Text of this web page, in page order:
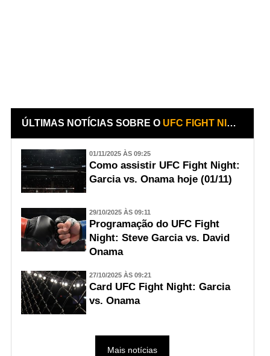
ÚLTIMAS NOTÍCIAS SOBRE O UFC FIGHT NIGHT: GARCIA VS. ONAMA
01/11/2025 ÀS 09:25
Como assistir UFC Fight Night:
Garcia vs. Onama hoje (01/11)
29/10/2025 ÀS 09:11
Programação do UFC Fight
Night: Steve Garcia vs. David
Onama
27/10/2025 ÀS 09:21
Card UFC Fight Night: Garcia
vs. Onama
Mais notícias